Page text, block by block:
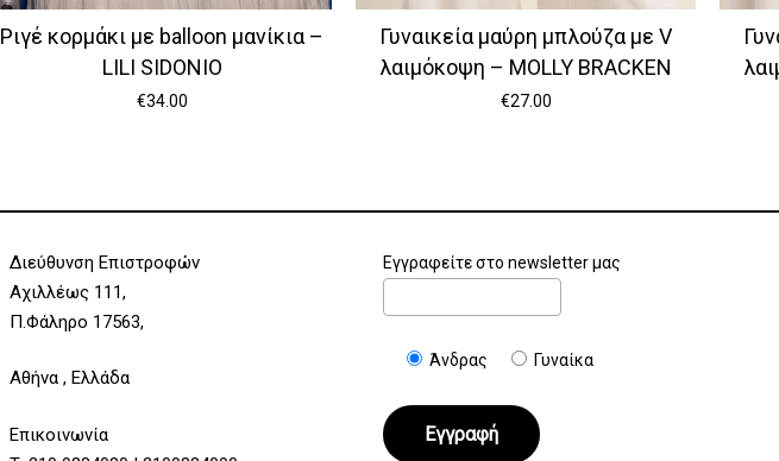
Ριγέ κορμάκι με balloon μανίκια –
LILI SIDONIO
€34.00
Γυναικεία μαύρη μπλούζα με V
λαιμόκοψη – MOLLY BRACKEN
€27.00
Διεύθυνση Επιστροφών
Αχιλλέως 111,
Π.Φάληρο 17563,
Αθήνα , Ελλάδα
Επικοινωνία
Εγγραφείτε στο newsletter μας
Άνδρας Γυναίκα